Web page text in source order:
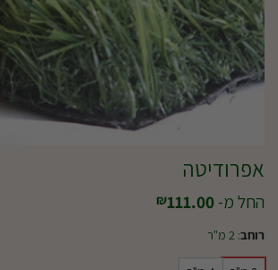
אפרודיטה
החל מ- ₪111.00
רוחב: 2 מ"ר